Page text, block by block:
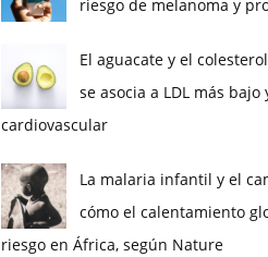
riesgo de melanoma y
El aguacate y el
se asocia a LDL más
cardiovascular
La malaria infantil y el
cómo el calentamiento
riesgo en África, según Nature